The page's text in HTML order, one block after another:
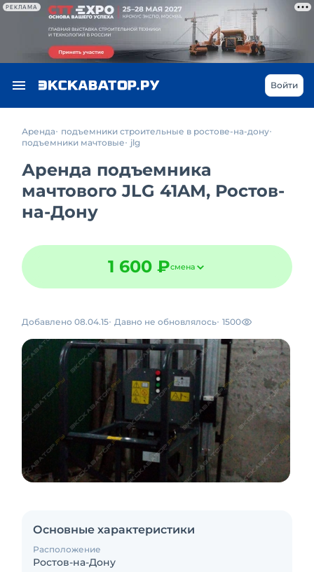
РЕКЛАМА
Войти
Аренда
подъемники строительные в ростове-на-дону
подъемники мачтовые
jlg
Аренда подъемника
мачтового JLG 41AM, Ростов-
на-Дону
1 600 ₽смена
Добавлено 08.04.15 Давно не обновлялось 1500
Основные характеристики
Расположение
Ростов-на-Дону